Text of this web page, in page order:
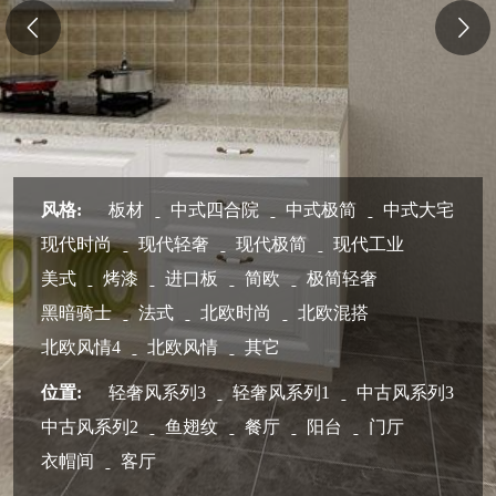
风格: 板材 中式四合院 中式极简
中式大宅
现代时尚
现代轻奢 现代极简
现代工业
美式
烤漆 进口板 简欧
极简轻奢
黑暗骑士
法式 北欧时尚
北欧混搭
北欧风情4
北欧风情 其它
位置: 轻奢风系列3 轻奢风系列1
中古风系列3
中古风系列2
鱼翅纹 餐厅 阳台
门厅
衣帽间
客厅